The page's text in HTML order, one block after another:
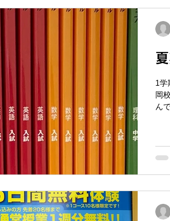
そ
て
て
問
お
の
1学
岡
ん
し
の
日
わ